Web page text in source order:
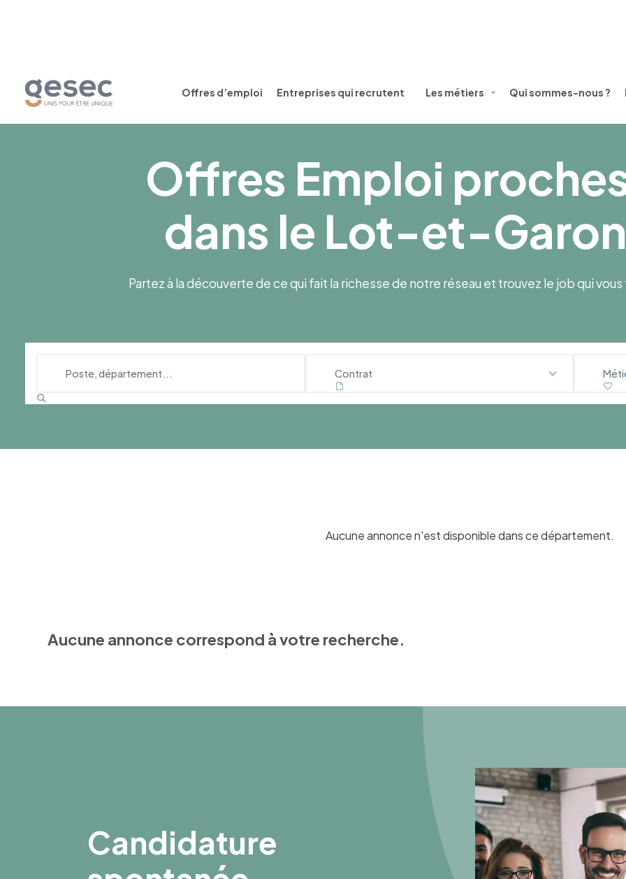
Offres d’emploi Entreprises qui recrutent Les métiers Qui sommes-nous ?
Offres Emploi
dans le Lot-et-
Partez à la découverte de ce qui fait la richesse de notre réseau et trouvez le job qui
Contrat
Aucune annonce n'est disponible dans ce département.
Aucune annonce correspond à votre recherche.
Candidature